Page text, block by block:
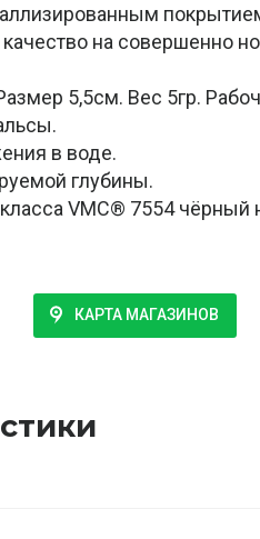
на совершенно
5,5см. Вес 5гр.
в воде.
глубины.
VMC® 7554 чёрный
КАРТА МАГАЗИНОВ